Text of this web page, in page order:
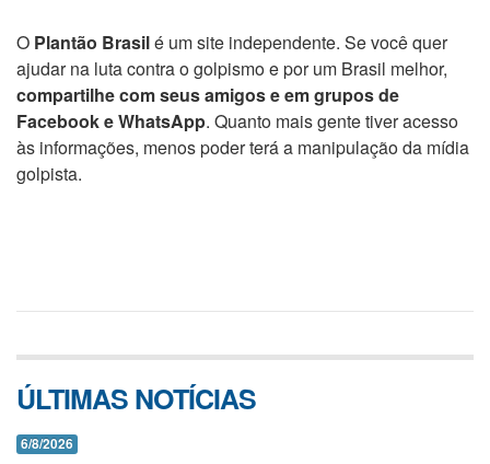
O Plantão Brasilé um site independente. Se você quer
ajudar na luta contra o golpismo e por um Brasil melhor,
compartilhe com seus amigos e em grupos de
Facebook e WhatsApp. Quanto mais gente tiver acesso
às informações, menos poder terá a manipulação da mídia
golpista.
ÚLTIMAS NOTÍCIAS
6/8/2026